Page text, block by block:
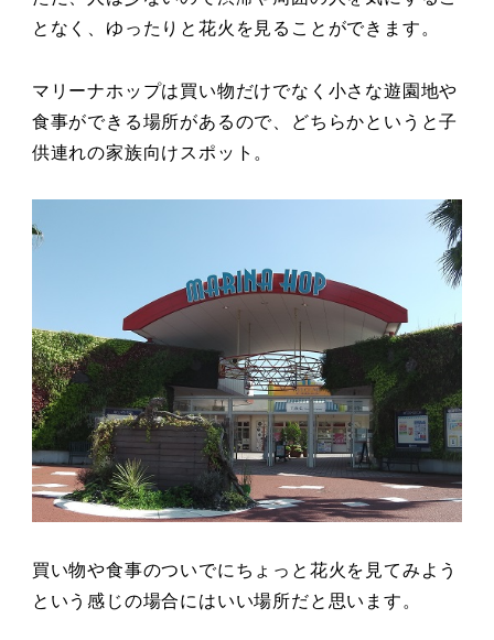
となく、ゆったりと花火を見ることができます。
マリーナホップは買い物だけでなく小さな遊園地や
食事ができる場所があるので、どちらかというと子
供連れの家族向けスポット。
買い物や食事のついでにちょっと花火を見てみよう
という感じの場合にはいい場所だと思います。